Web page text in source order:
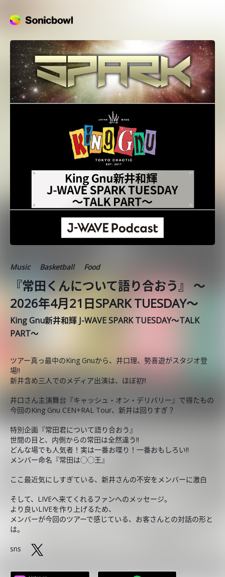
Music Basketball Food
『常田くんについて語り合おう』 ～
2026年4月21日SPARK TUESDAY～
King Gnu新井和輝 J-WAVE SPARK TUESDAY～TALK
PART～
ツアー真っ最中のKing Gnuから、井口理、勢喜遊がスタジオ登
場!!
新井含め三人でのメディア出演は、ほぼ初‼
井口さん主演舞台『キャッシュ・オン・デリバリー』で得たもの
今回のKing Gnu CEN+RAL Tour、新井は回りすぎ？
特別企画『常田君について語り合おう』
世間の目と、内側からの常田は全然違う‼
どんな場でも人気者！実は一番お喋り！一番おもしろい‼
メンバー命名『常田は◯◯王』
ここ最近気にしすぎている、新井さんの不安をメンバーに激白
そして、LIVEへ来てくれるファンへのメッセージ。
より良いLIVEを作り上げるため、
メンバーが今回のツアーで感じている、お客さんとの対話の形と
は。
sns